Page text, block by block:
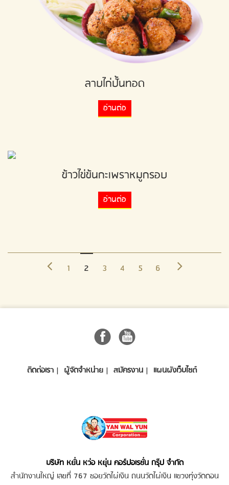
ลาบไก่ปั้นทอด
อ่านต่อ
ข้าวไข่ข้นกะเพราหมูกรอบ
อ่านต่อ
1 2 3 4 5 6
ติดต่อเรา ผู้จัดจำหน่าย สมัครงาน แผนผังเว็บไซต์
บริษัท หยั่น หว่อ หยุ่น คอร์ปอเรชั่น กรุ๊ป จำกัด
สำนักงานใหญ่ เลขที่ 767 ซอยวัดไผ่เงิน ถนนวัดไผ่เงิน แขวงทุ่งวัดดอน